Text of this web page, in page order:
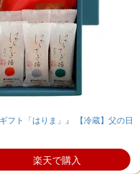
フト「はりま」』 【冷蔵】父の日
楽天で購入